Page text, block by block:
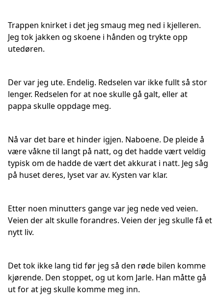
Trappen knirket i det jeg smaug meg ned i kjelleren.
Jeg tok jakken og skoene i hånden og trykte opp
utedøren.
Der var jeg ute. Endelig. Redselen var ikke fullt så stor
lenger. Redselen for at noe skulle gå galt, eller at
pappa skulle oppdage meg.
Nå var det bare et hinder igjen. Naboene. De pleide å
være våkne til langt på natt, og det hadde vært veldig
typisk om de hadde de vært det akkurat i natt. Jeg såg
på huset deres, lyset var av. Kysten var klar.
Etter noen minutters gange var jeg nede ved veien.
Veien der alt skulle forandres. Veien der jeg skulle få et
nytt liv.
Det tok ikke lang tid før jeg så den røde bilen komme
kjørende. Den stoppet, og ut kom Jarle. Han måtte gå
ut for at jeg skulle komme meg inn.